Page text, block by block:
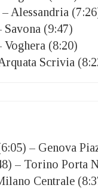
Alessandria
Savona (9:47)
Voghera (8:20)
Scrivia
– Genova
– Torino Porta
Centrale